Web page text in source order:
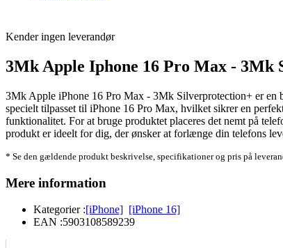
Kender ingen leverandør
3Mk Apple Iphone 16 Pro Max - 3Mk
3Mk Apple iPhone 16 Pro Max - 3Mk Silverprotection+ er en
specielt tilpasset til iPhone 16 Pro Max, hvilket sikrer en
funktionalitet. For at bruge produktet placeres det nemt på
produkt er ideelt for dig, der ønsker at forlænge din telefons
* Se den gældende produkt beskrivelse, specifikationer og pris på
Mere information
Kategorier :[iPhone] [iPhone 16]
EAN :5903108589239